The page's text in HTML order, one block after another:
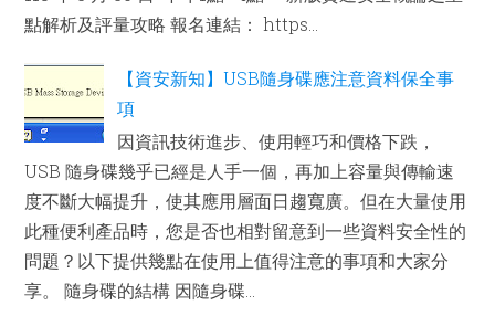
點解析及評量攻略 報名連結： https...
【資安新知】USB隨身碟應注意資料保全事
項
因資訊技術進步、使用輕巧和價格下跌，
USB 隨身碟幾乎已經是人手一個，再加上容量與傳輸速
度不斷大幅提升，使其應用層面日趨寬廣。但在大量使用
此種便利產品時，您是否也相對留意到一些資料安全性的
問題？以下提供幾點在使用上值得注意的事項和大家分
享。 隨身碟的結構 因隨身碟...